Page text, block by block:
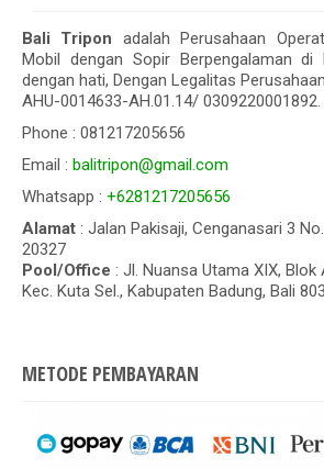
Bali Tripon adalah Perusahaan
Mobil dengan Sopir Berpengalaman di
dengan hati, Dengan Legalitas
AHU-0014633-AH.01.14/ 0309220001892.
Phone : 081217205656
Email : balitripon@gmail.com
Whatsapp : +6281217205656
Alamat : Jalan Pakisaji, Cenganasari 3
20327
Pool/Office : Jl. Nuansa Utama XIX, Blok
Kec. Kuta Sel., Kabupaten Badung, Bali
METODE PEMBAYARAN